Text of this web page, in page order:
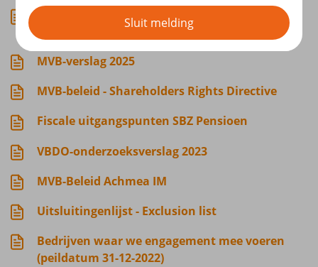
Duurzaam en verantwoord beleggen: wat
MVB-verslag 2025
MVB-beleid - Shareholders Rights Directive
Fiscale uitgangspunten SBZ Pensioen
VBDO-onderzoeksverslag 2023
MVB-Beleid Achmea IM
Uitsluitingenlijst - Exclusion list
Bedrijven waar we engagement mee voeren
(peildatum 31-12-2022)
Sluit melding